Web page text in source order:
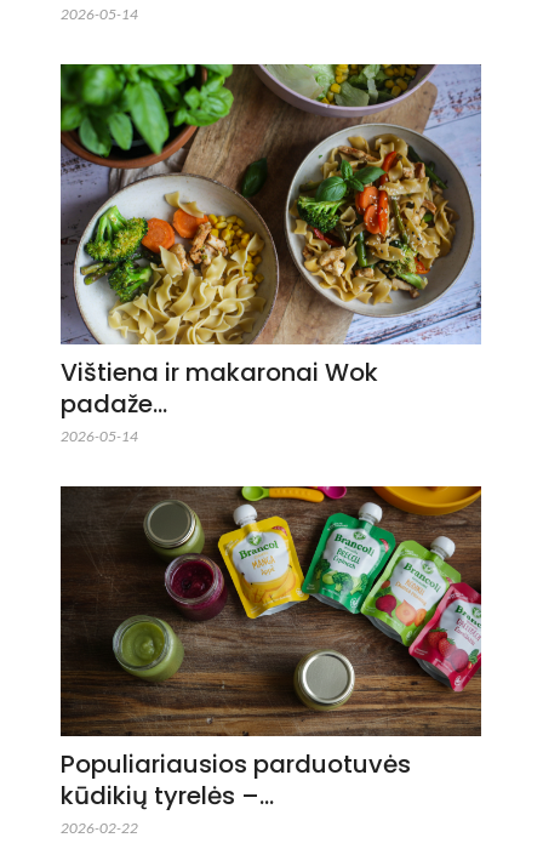
2026-05-14
Vištiena ir makaronai Wok
padaže…
2026-05-14
Populiariausios parduotuvės
kūdikių tyrelės –…
2026-02-22